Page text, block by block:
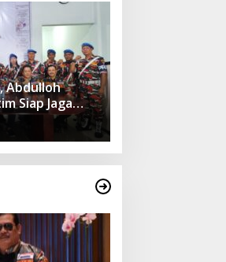
Abdulloh
Siap Jaga
TNI-Polri